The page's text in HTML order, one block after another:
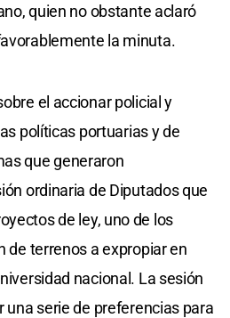
quien no obstante aclaró
la minuta.
el accionar policial y
políticas portuarias y de
que generaron
ordinaria de Diputados que
de ley, uno de los
de terrenos a expropiar en
nacional. La sesión
una serie de preferencias para